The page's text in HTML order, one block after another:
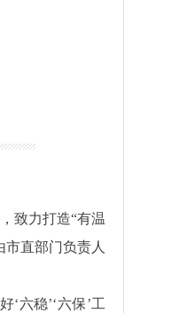
致力打造“有温
直部门负责人
六稳’‘六保’工